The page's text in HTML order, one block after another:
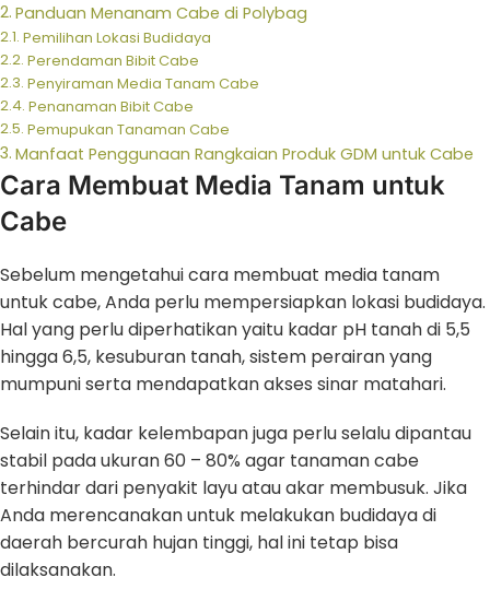
Panduan Menanam Cabe di Polybag
Pemilihan Lokasi Budidaya
Perendaman Bibit Cabe
Penyiraman Media Tanam Cabe
Penanaman Bibit Cabe
Pemupukan Tanaman Cabe
Manfaat Penggunaan Rangkaian Produk GDM untuk Cabe
Cara Membuat Media Tanam untuk
Cabe
Sebelum mengetahui cara membuat media tanam
untuk cabe, Anda perlu mempersiapkan lokasi budidaya.
Hal yang perlu diperhatikan yaitu kadar pH tanah di 5,5
hingga 6,5, kesuburan tanah, sistem perairan yang
mumpuni serta mendapatkan akses sinar matahari.
Selain itu, kadar kelembapan juga perlu selalu dipantau
stabil pada ukuran 60 – 80% agar tanaman cabe
terhindar dari penyakit layu atau akar membusuk. Jika
Anda merencanakan untuk melakukan budidaya di
daerah bercurah hujan tinggi, hal ini tetap bisa
dilaksanakan.